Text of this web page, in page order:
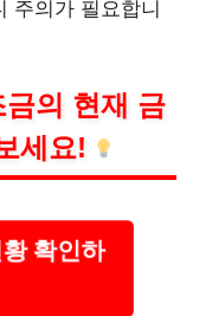
주의가 필요합니
의 현재 금
세요!
확인하